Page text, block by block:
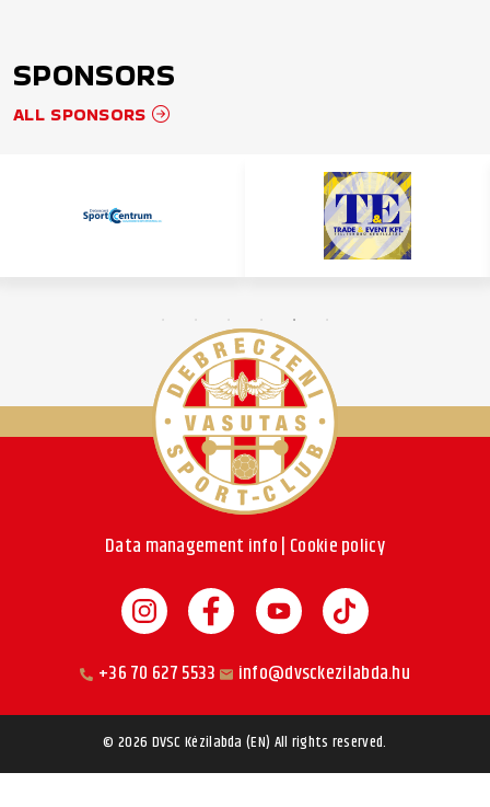
SPONSORS
ALL SPONSORS
Data management info Cookie policy
+36 70 627 5533 info@dvsckezilabda.hu
© 2026 DVSC Kézilabda (EN) All rights reserved.